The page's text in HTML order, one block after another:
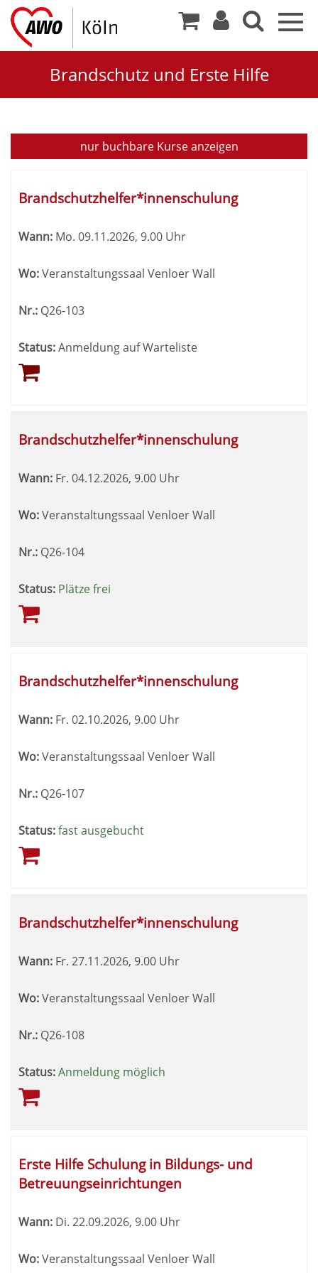
Brandschutz und Erste Hilfe
und
Brandschutz
nur buchbareKurse anzeigen
Tabellenüberschriften
können
werden.
Brandschutzhelfer*innenschulung
Wann: Mo. 09.11.2026, 9.00 Uhr
Wo:Veranstaltungssaal Venloer Wall
Nr.: Q26-103
Status:Anmeldung auf Warteliste
Brandschutzhelfer*innenschulung
Wann: Fr. 04.12.2026, 9.00 Uhr
Wo:Veranstaltungssaal Venloer Wall
Nr.: Q26-104
Status: Plätze frei
Brandschutzhelfer*innenschulung
Wann: Fr. 02.10.2026, 9.00 Uhr
Wo:Veranstaltungssaal Venloer Wall
Nr.: Q26-107
Status:fast ausgebucht
Brandschutzhelfer*innenschulung
Wann: Fr. 27.11.2026, 9.00 Uhr
Wo:Veranstaltungssaal Venloer Wall
Nr.: Q26-108
Status:Anmeldung möglich
Erste Hilfe Schulung in Bildungs- und
Betreuungseinrichtungen
Wann: Di. 22.09.2026, 9.00 Uhr
Wo:Veranstaltungssaal Venloer Wall